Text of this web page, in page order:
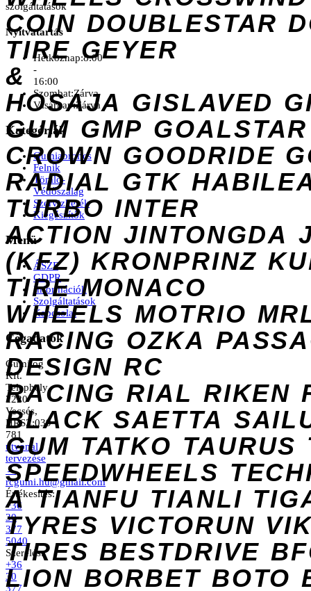
COIN DOUBLESTAR
TIRE GEYER
&
HOSAJA GISLAVED
GUM GMP GOALSTAR
CROWN GOODRIDE
RADIAL GTK
TURBO INTER
ACTION JINTONGDA
(KFZ) KRONPRINZ
TIRE MONACO
WHEELS MOTRIO
RACING OZKA
DESIGN RC
RACING RIAL RIKEN
BLACK SAETTA
GUM TATKO TAURUS
SPEEDWHEELS
A TIANFU TIANLI
TYRES VICTORUN
TIRES BESTDRIVE
LION BORBET BOTO
szolgáltatások
Nyitvatartás
Hétköznap:8:00
-
16:00
Szombat:Zárva
Vasárnap:Zárva
Kategóriák
Gumiabroncs
Felnik
Tömlő-
Védőszalag
Szervizkerék
Kiegészítők
Menü
ÁSZF
GDPR
Információk
Szolgáltatások
Kapcsolat
Cégadatok
Gumilog
Kft.
Telephely
2220
Vecsés,
HRSZ:039
781
útvonal
tervezése
→
rcgumi.hu@gmail.com
Értékesítés:
+36
30
377
5040
Szerelés:
+36
30
377